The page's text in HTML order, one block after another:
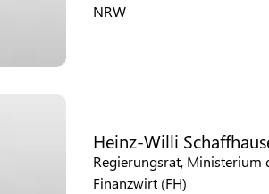
NRW
Heinz-Willi
Regierungsrat, Ministerium
Finanzwirt (FH)